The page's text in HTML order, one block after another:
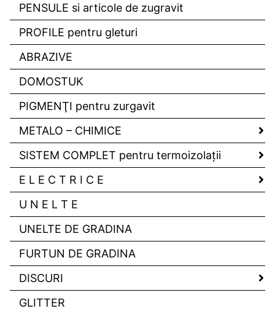
PENSULE si articole de zugravit
PROFILE pentru gleturi
ABRAZIVE
DOMOSTUK
PIGMENŢI pentru zurgavit
METALO – CHIMICE
SISTEM COMPLET pentru termoizolaţii
E L E C T R I C E
U N E L T E
UNELTE DE GRADINA
FURTUN DE GRADINA
DISCURI
GLITTER